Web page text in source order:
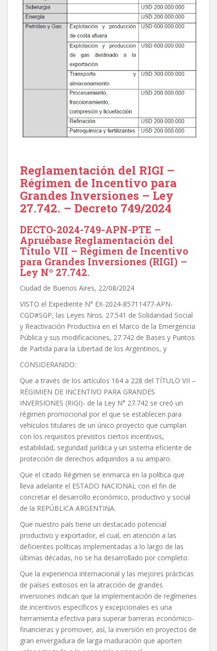
Reglamentación del RIGI –
Régimen de Incentivo para
Grandes Inversiones – Ley
27.742. – Decreto 749/2024
DECTO-2024-749-APN-PTE –
Apruébase Reglamentación del
Título VII – Régimen de Incentivo
para Grandes Inversiones (RIGI) –
Ley Nº 27.742.
Ciudad de Buenos Aires, 22/08/2024
VISTO el Expediente N° EX-2024-85711477-APN-
CGD#SGP, las Leyes Nros. 27.541 de Solidaridad Social
y Reactivación Productiva en el Marco de la Emergencia
Pública y sus modificaciones, 27.742 de Bases y Puntos
de Partida para la Libertad de los Argentinos, y
CONSIDERANDO:
Que a través de los artículos 164 a 228 del TÍTULO VII –
RÉGIMIEN DE INCENTIVO PARA GRANDES
INVERSIONES (RIGI)- de la Ley N° 27.742 se creó un
régimen promocional por el que se establecen para
vehículos titulares de un único proyecto que cumplan
con los requisitos previstos ciertos incentivos,
estabilidad, seguridad jurídica y un sistema eficiente de
protección de derechos adquiridos a su amparo.
Que el citado Régimen se enmarca en la política que
lleva adelante el ESTADO NACIONAL con el fin de
concretar el desarrollo económico, productivo y social
de la REPÚBLICA ARGENTINA.
Que nuestro país tiene un destacado potencial
productivo y exportador, el cual, en atención a las
deficientes políticas implementadas a lo largo de las
últimas décadas, no se ha desarrollado por completo.
Que la experiencia internacional y las mejores prácticas
de países exitosos en la atracción de grandes
inversiones indican que la implementación de regímenes
de incentivos específicos y excepcionales es una
herramienta efectiva para superar barreras económico-
financieras y promover, así, la inversión en proyectos de
gran envergadura de larga maduración que aporten